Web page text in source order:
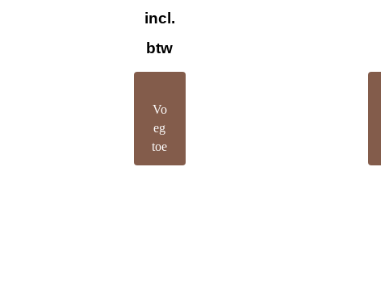
incl.
btw
Vo
eg
toe